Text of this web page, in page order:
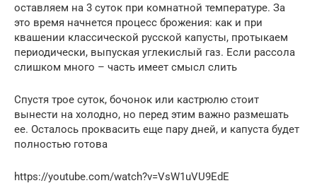
оставляем на 3 суток при комнатной температуре. За
это время начнется процесс брожения: как и при
квашении классической русской капусты, протыкаем
периодически, выпуская углекислый газ. Если рассола
слишком много – часть имеет смысл слить
Спустя трое суток, бочонок или кастрюлю стоит
вынести на холодно, но перед этим важно размешать
ее. Осталось проквасить еще пару дней, и капуста будет
полностью готова
https://youtube.com/watch?v=VsW1uVU9EdE